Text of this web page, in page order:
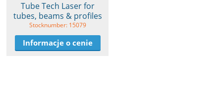
Tube Tech Laser for
tubes, beams & profiles
Stocknumber: 15079
Informacje o cenie